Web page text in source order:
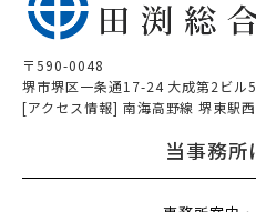
〒590-0048
堺市堺区一条通17-24 大成第2ビル
[アクセス情報] 南海高野線 堺東駅
当事務所